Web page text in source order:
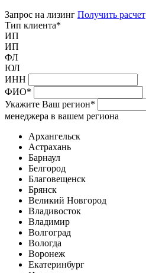
Запрос на лизинг Получить расчет
Тип клиента*
ИП
ИП
ФЛ
ЮЛ
ИНН
ФИО*
Укажите Ваш регион*
менеджера в вашем региона
Архангельск
Астрахань
Барнаул
Белгород
Благовещенск
Брянск
Великий Новгород
Владивосток
Владимир
Волгоград
Вологда
Воронеж
Екатеринбург